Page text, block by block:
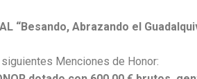
“Besando, Abrazando el
Menciones de Honor: